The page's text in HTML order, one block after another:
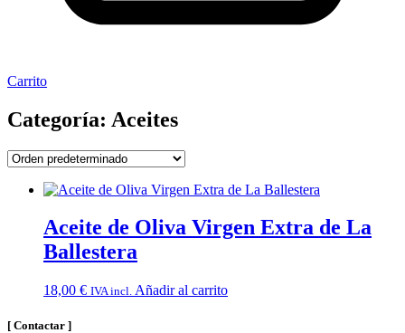
Carrito
Categoría: Aceites
Aceite de Oliva Virgen Extra de La
Ballestera
18,00 € IVA incl. Añadir al carrito
[ Contactar ]